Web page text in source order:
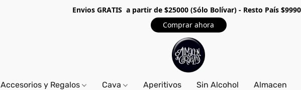
Envios GRATIS a partir de $25000 (Sólo Bolívar) - Resto País
Comprar ahora
Accesorios y Regalos Cava Aperitivos Sin Alcohol Almacen